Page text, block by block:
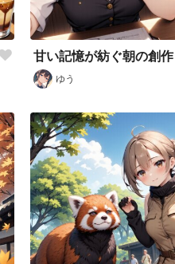
甘い記憶が紡ぐ朝の創作
ゆう